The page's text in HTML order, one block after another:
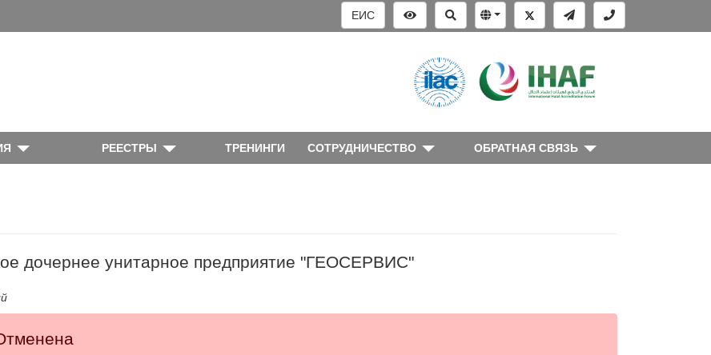
ЕИС
РЕЕСТРЫ ТРЕНИНГИ СОТРУДНИЧЕСТВО ОБРАТНАЯ СВЯЗЬ
дочернее унитарное предприятие "ГЕОСЕРВИС"